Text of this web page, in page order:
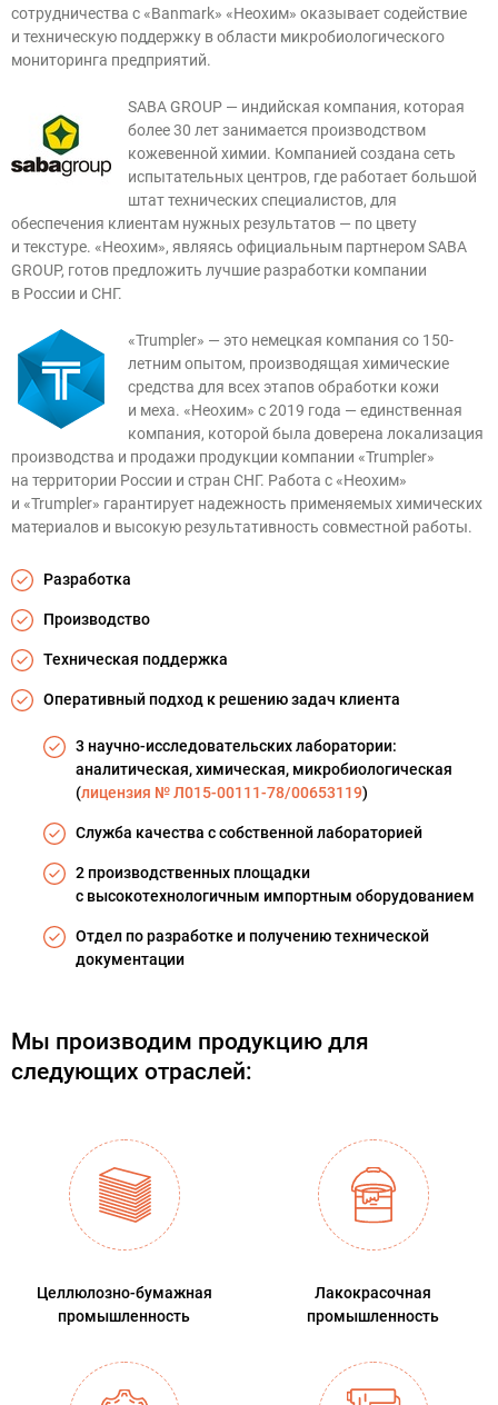
сотрудничества с «Banmark» «Неохим» оказывает содействие
и техническую поддержку в области микробиологического
мониторинга предприятий.
SABA GROUP — индийская компания, которая
более 30 лет занимается производством
кожевенной химии. Компанией создана сеть
испытательных центров, где работает большой
штат технических специалистов, для
обеспечения клиентам нужных результатов — по цвету
и текстуре. «Неохим», являясь официальным партнером SABA
GROUP, готов предложить лучшие разработки компании
в России и СНГ.
«Trumpler» — это немецкая компания со 150-
летним опытом, производящая химические
средства для всех этапов обработки кожи
и меха. «Неохим» с 2019 года — единственная
компания, которой была доверена локализация
производства и продажи продукции компании «Trumpler»
на территории России и стран СНГ. Работа с «Неохим»
и «Trumpler» гарантирует надежность применяемых химических
материалов и высокую результативность совместной работы.
Разработка
Производство
Техническая поддержка
Оперативный подход к решению задач клиента
3 научно-исследовательскихлаборатории:
аналитическая, химическая, микробиологическая
(лицензия № Л015-00111-78/00653119)
Служба качества с собственной лабораторией
2 производственных площадки
с высокотехнологичным импортным оборудованием
Отдел по разработке и получению технической
документации
Мы производим продукцию для
следующих отраслей:
Целлюлозно-бумажная
промышленность
Лакокрасочная
промышленность